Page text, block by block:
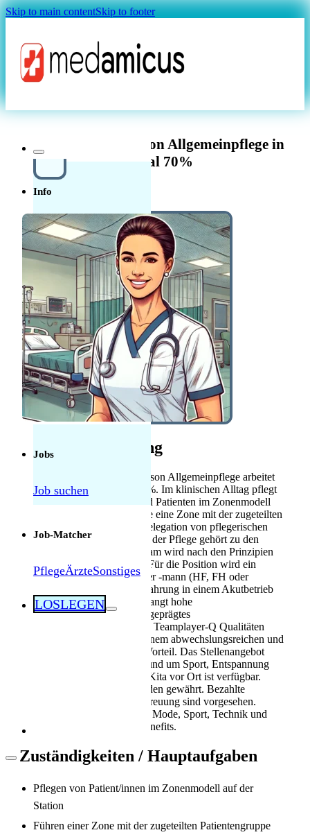
Skip to main contentSkip to footer
MAGAZIN
Magazin
Quellensteuer Lohnrechner
Herausforderungen als Pflegekraft in der
ist — und was nicht
Als Pflegekraft in die Schweiz: Leben, Kultur
und Alltag (2026)
Schweiz
Info
Über unsIn der
Schweiz in der Pflege
arbeitenRatgeber
Krankenkasse Leitfaden
Start in der Schweiz
Anerkennung
Mebeko Anerkennung
für ÄrzteDiplom-
Anerkennung für
Fachkräfte
Jobs
Job suchen
Job-Matcher
PflegeÄrzteSonstiges
LOSLEGEN
dipl. Pflegefachperson Allgemeinpflege in
Liestal 70%
Stellenbeschreibung
Die diplomierte Pflegefachperson Allgemeinpflege arbeitet
in Liestal im Pensum von 70 %. Im klinischen Alltag pflegt
die Fachkraft Patientinnen und Patienten im Zonenmodell
auf der Station. Dabei führt sie eine Zone mit der zugeteilten
Patientengruppe. Adäquate Delegation von pflegerischen
Handlungen an Mitarbeitende der Pflege gehört zu den
Aufgaben. Im homogenen Team wird nach den Prinzipien
von Jean Hospital gearbeitet. Für die Position wird ein
Diplom als Pflegefachfrau oder -mann (HF, FH oder
äquivalent) vorausgesetzt. Erfahrung in einem Akutbetrieb
ist erforderlich. Die Rolle verlangt hohe
Patientenorientierung und ausgeprägtes
Organisationsvermögen. Tolle Teamplayer-Q Qualitäten
werden erwartet. Freude an einem abwechslungsreichen und
lebhaften Spitalalltag ist von Vorteil. Das Stellenangebot
umfasst attraktive Angebote rund um Sport, Entspannung
und Ernährung. Vergünstigte Kita vor Ort ist verfügbar.
Volle Erziehungszulagen werden gewährt. Bezahlte
Kurzabsenzen bei Notfall-Betreuung sind vorgesehen.
Attraktive Rabatte für Reisen, Mode, Sport, Technik und
Fahrzeuge gehören zu den Benefits.
Zuständigkeiten / Hauptaufgaben
Pflegen von Patient/innen im Zonenmodell auf der
Station
Führen einer Zone mit der zugeteilten Patientengruppe